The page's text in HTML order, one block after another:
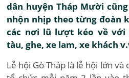
dân huyện Tháp Mười
nhộn nhịp theo từng đoàn
các nơi lũ lượt kéo về với
tàu, ghe, xe lam, xe khách
Lễ hội Gò Tháp là lễ hội lớn